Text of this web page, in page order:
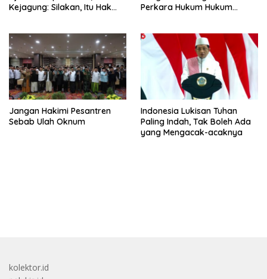
Kejagung: Silakan, Itu Hak
Perkara Hukum Hukum
Jangan Hakimi Pesantren
Sebab Ulah Oknum
Indonesia Lukisan Tuhan
Paling Indah, Tak Boleh Ada
yang Mengacak-acaknya
kolektor.id